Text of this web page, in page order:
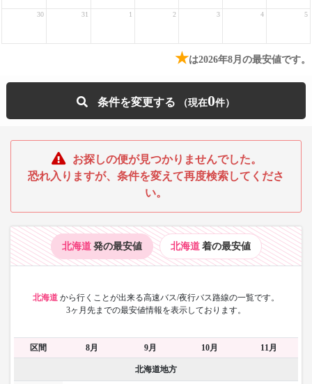
30 31 1 2 3 4 5
★は2026年8月の最安値です。
条件を変更する 0
お探しの便が見つかりませんでした。
恐れ入りますが、条件を変えて再度検索してくださ
い。
北海道 発の最安値 北海道 着の最安値
北海道 から行くことが出来る高速バス/夜行バス路線の一覧です。
3ヶ月先までの最安値情報を表示しております。
区間 8月 9月 10月 11月
北海道地方